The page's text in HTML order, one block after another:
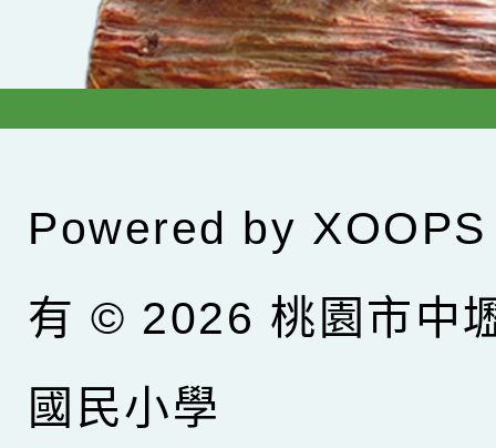
Powered by XOOPS
有 © 2026 桃園市中
國民小學